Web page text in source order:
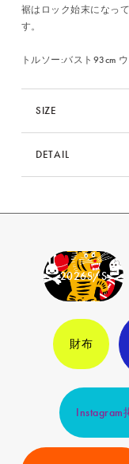
裾はロック始末になっ
す。
トルソー:バスト93cm
SIZE
サイズ
3
DETAIL
原産国 中国
2026S/S
財布
Instagram